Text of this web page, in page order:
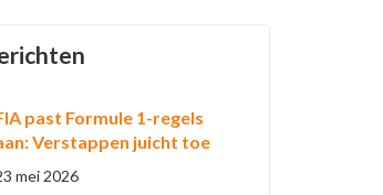
past Formule 1-regels
Verstappen juicht toe
mei 2026